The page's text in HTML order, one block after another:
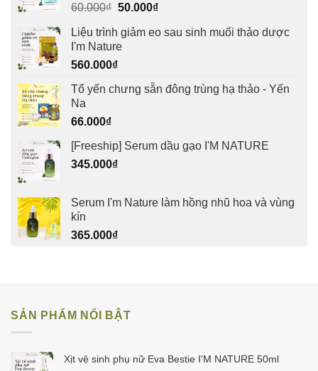
60.000₫ Giá
là:
60.000₫.
50.000₫Giá
tại
Liệu trình giảm eo sau sinh muối thảo dược
I'm Nature
560.000₫
Tổ yến chưng sẵn đông trùng hạ thảo - Yến
Na
66.000₫
[Freeship] Serum dầu gạo I'M NATURE
345.000₫
Serum I'm Nature làm hồng nhũ hoa và vùng
kín
365.000₫
SẢN PHẨM NỔI BẬT
Xịt vệ sinh phụ nữ Eva Bestie I'M NATURE 50ml